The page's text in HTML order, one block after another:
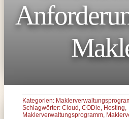
Kategorien:
Schlagwörter: Cloud CODie Hosting
Maklerverwaltungsprogramm,